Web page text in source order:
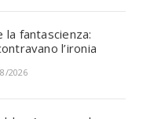
la fantascienza:
l’ironia
2026